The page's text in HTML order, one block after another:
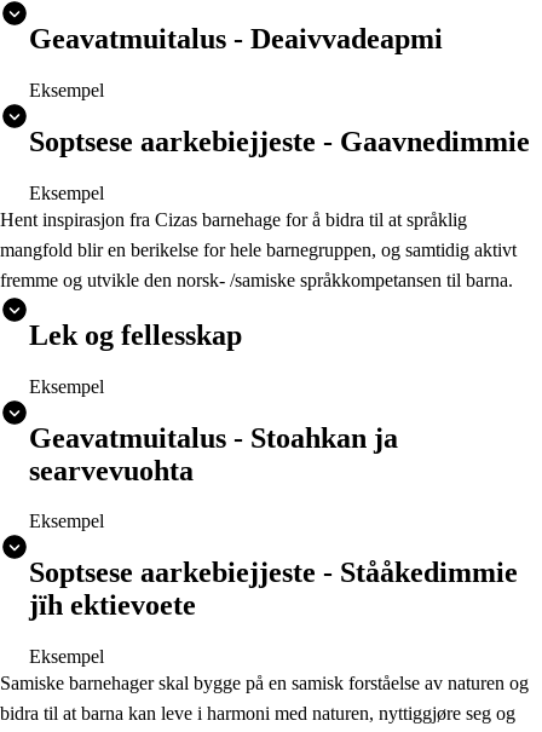
Geavatmuitalus - Deaivvadeapmi
Eksempel
Soptsese aarkebiejjeste - Gaavnedimmie
Eksempel
Hent inspirasjon fra Cizas barnehage for å bidra til at språklig
mangfold blir en berikelse for hele barnegruppen, og samtidig aktivt
fremme og utvikle den norsk- /samiske språkkompetansen til barna.
Lek og fellesskap
Eksempel
Geavatmuitalus - Stoahkan ja
searvevuohta
Eksempel
Soptsese aarkebiejjeste - Stååkedimmie
jïh ektievoete
Eksempel
Samiske barnehager skal bygge på en samisk forståelse av naturen og
bidra til at barna kan leve i harmoni med naturen, nyttiggjøre seg og